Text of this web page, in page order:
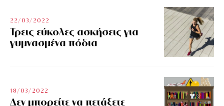
22/03/2022
Τρεις εύκολες ασκήσεις για
γυμνασμένα πόδια
18/03/2022
Δεν μπορείτε να πετάξετε